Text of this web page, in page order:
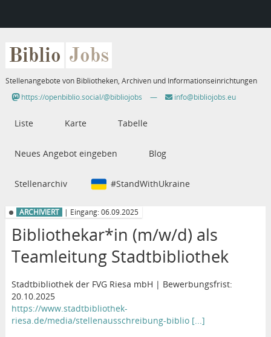
Biblio Jobs
Stellenangebote von Bibliotheken, Archiven und Informationseinrichtungen
https://openbiblio.social/@bibliojobs
— info@bibliojobs.eu
Liste Karte Tabelle
Neues Angebot eingeben Blog
Stellenarchiv #StandWithUkraine
ARCHIVIERT | Eingang: 06.09.2025
Bibliothekar*in (m/w/d) als
Teamleitung Stadtbibliothek
Stadtbibliothek der FVG Riesa mbH | Bewerbungsfrist:
20.10.2025
https://www.stadtbibliothek-
riesa.de/media/stellenausschreibung-biblio [...]